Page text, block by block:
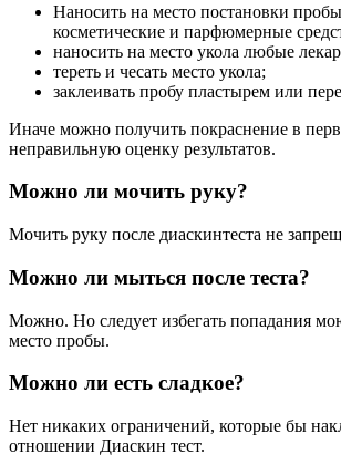
Наносить на место постановки
косметические и парфюмерные
наносить на место укола любые
тереть и чесать место укола;
заклеивать пробу пластырем или
Иначе можно получить покраснение в
неправильную оценку результатов.
Можно ли мочить руку?
Мочить руку после диаскинтеста не
Можно ли мыться после теста?
Можно. Но следует избегать попадания
место пробы.
Можно ли есть сладкое?
Нет никаких ограничений, которые бы
отношении Диаскин тест.